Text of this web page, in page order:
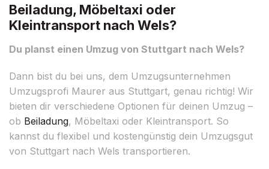
Beiladung, Möbeltaxi oder
Kleintransport nach Wels?
Du planst einen Umzug von Stuttgart nach Wels?
Dann bist du bei uns, dem Umzugsunternehmen
Umzugsprofi Maurer aus Stuttgart, genau richtig! Wir
bieten dir verschiedene Optionen für deinen Umzug –
ob Beiladung, Möbeltaxi oder Kleintransport. So
kannst du flexibel und kostengünstig dein Umzugsgut
von Stuttgart nach Wels transportieren.